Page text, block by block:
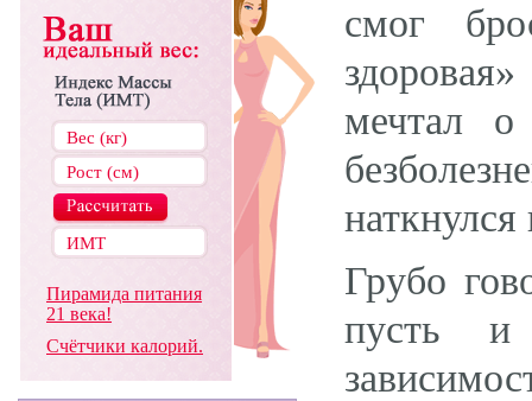
Пирамида питания
21 века!
Счётчики калорий.
смог
мечтал
Грубо
пусть и